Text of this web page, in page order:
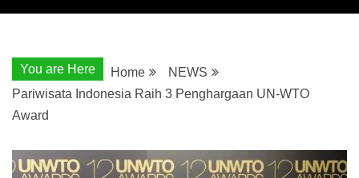
You are Here Home
NEWS
Pariwisata Indonesia Raih 3 Penghargaan UN-WTO
Award